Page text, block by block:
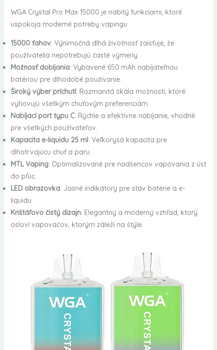
WGA Crystal Pro Max 15000 je nabitý funkciami, ktoré
uspokoja moderné potreby vapingu:
15000 ťahov: Výnimočná dlhá životnosť zaisťuje, že
používatelia nepotrebujú časté výmeny.
Možnosť dobíjania: Vybavené 650 mAh nabíjateľnou
batériou pre dlhodobé používanie.
Široký výber príchutí: Rozmanitá škála možností, ktoré
vyhovujú všetkým chuťovým preferenciám.
Nabíjací port typu C: Rýchle a efektívne nabíjanie, vhodné
pre všetkých používateľov.
Kapacita e-liquidu 25 ml: Veľkorysá kapacita pre
dlhotrvajúcu chuť a paru.
MTL Vaping: Optimalizované pre nadšencov vapovania z úst
do pľúc.
LED obrazovka: Jasné indikátory pre stav batérie a e-
liquidu.
Krištáľovo čistý dizajn: Elegantný a moderný vzhľad, ktorý
osloví vapovačov, ktorým záleží na štýle.